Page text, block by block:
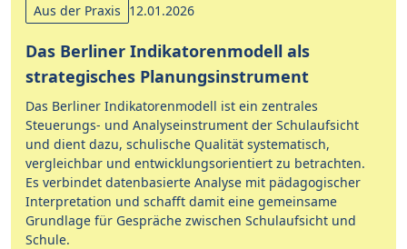
Aus der Praxis 12.01.2026
Das Berliner Indikatorenmodell als
strategisches Planungsinstrument
Das Berliner Indikatorenmodell ist ein zentrales
Steuerungs- und Analyseinstrument der Schulaufsicht
und dient dazu, schulische Qualität systematisch,
vergleichbar und entwicklungsorientiert zu betrachten.
Es verbindet datenbasierte Analyse mit pädagogischer
Interpretation und schafft damit eine gemeinsame
Grundlage für Gespräche zwischen Schulaufsicht und
Schule.